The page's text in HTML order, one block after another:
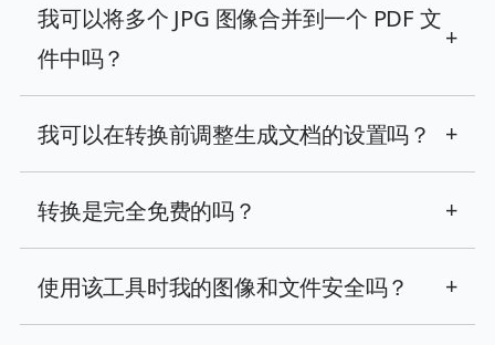
我可以将多个 JPG 图像合并到一个 PDF 文
件中吗？
+
我可以在转换前调整生成文档的设置吗？ +
转换是完全免费的吗？ +
使用该工具时我的图像和文件安全吗？ +